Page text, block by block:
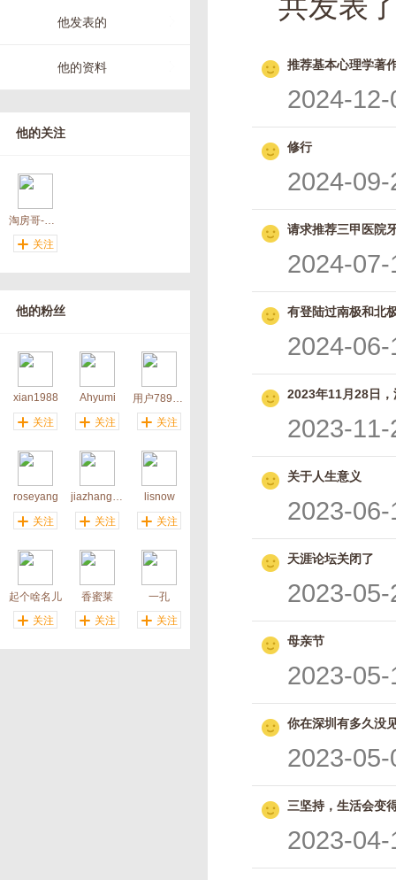
他发表的
他的资料
他的关注
淘房哥-唔同
关注
他的粉丝
xian1988
关注
Ahyumi
关注
用户7893084229
关注
roseyang
关注
jiazhangliao
关注
lisnow
关注
起个啥名儿
关注
香蜜莱
关注
一孔
关注
共发表
推荐基本心理学著
2024-
修行
2024-
请求推荐三甲医
2024-
有登陆过南极和北
2024-
2023年11月28日
2023-
关于人生意义
2023-
天涯论坛关闭了
2023-
母亲节
2023-
你在深圳有多久没
2023-
三坚持，生活会变
2023-